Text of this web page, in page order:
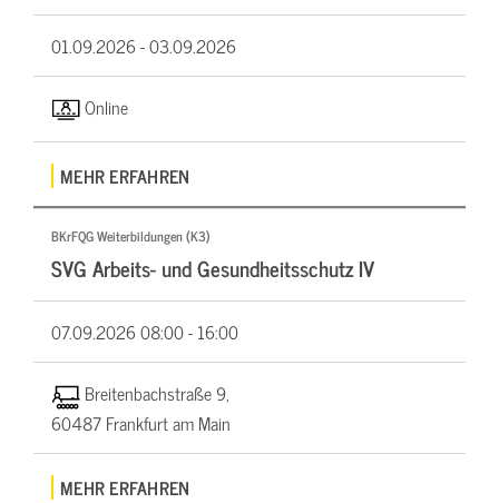
01.09.2026 -03.09.2026
Online
MEHR ERFAHREN
BKrFQG Weiterbildungen (K3)
SVG Arbeits- und Gesundheitsschutz IV
07.09.202608:00 - 16:00
Breitenbachstraße 9,
60487 Frankfurt am Main
MEHR ERFAHREN